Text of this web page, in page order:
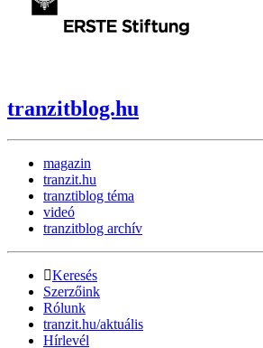
tranzitblog.hu
magazin
tranzit.hu
tranztiblog téma
videó
tranzitblog archív
Keresés
Szerzőink
Rólunk
tranzit.hu/aktuális
Hírlevél